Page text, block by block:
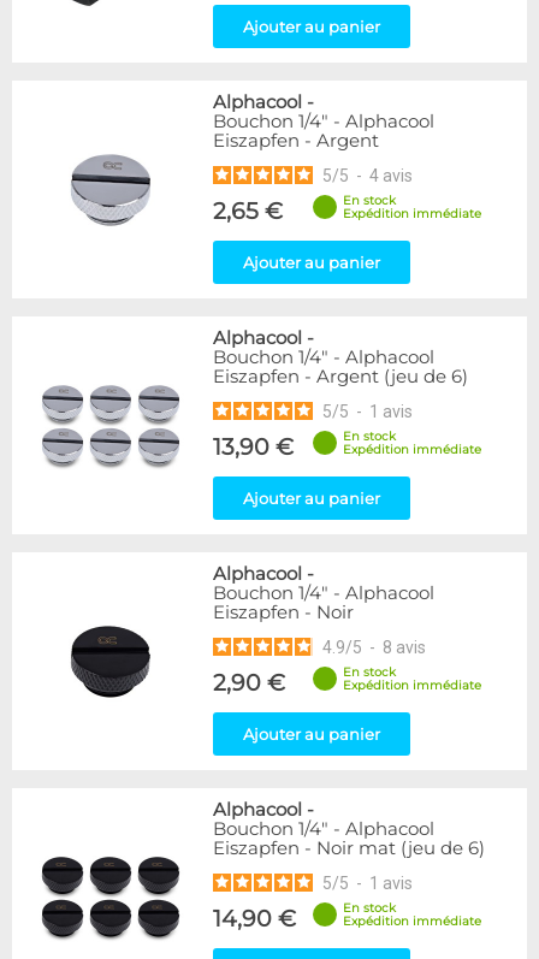
1
280
Raccord en Y
5
Genre
53
120
1/4"
1/8"
1
4
2
39
Coudé 90°
94
Passe cloison
Raccord autobloquant
5
61
Disponibilité / Promotions
Articles en stock
Articles en promotions
Ajouter au panier
Alphacool -
Bouchon 1/4" - Alphacool
Eiszapfen - Argent
5/5 - 4 avis
2,65 €
En stock
Expédition immédiate
Ajouter au panier
Alphacool -
Bouchon 1/4" - Alphacool
Eiszapfen - Argent (jeu de 6)
5/5 - 1 avis
13,90 €
En stock
Expédition immédiate
Ajouter au panier
Alphacool -
Bouchon 1/4" - Alphacool
Eiszapfen - Noir
4.9/5 - 8 avis
2,90 €
En stock
Expédition immédiate
Ajouter au panier
Alphacool -
Bouchon 1/4" - Alphacool
Eiszapfen - Noir mat (jeu de 6)
5/5 - 1 avis
14,90 €
En stock
Expédition immédiate